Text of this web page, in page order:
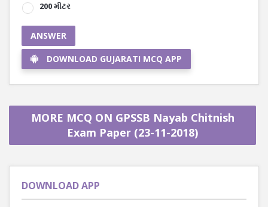
200 મીટર
ANSWER
DOWNLOAD GUJARATI MCQ APP
MORE MCQ ON GPSSB Nayab Chitnish
Exam Paper (23-11-2018)
DOWNLOAD APP